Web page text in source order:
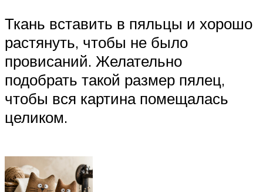
Ткань вставить в пяльцы и хорошо
растянуть, чтобы не было
провисаний. Желательно
подобрать такой размер пялец,
чтобы вся картина помещалась
целиком.